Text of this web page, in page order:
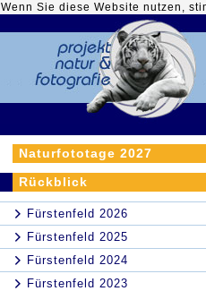
Wenn Sie diese Website nutzen,
Naturfototage 2027
Rückblick
Fürstenfeld 2026
Fürstenfeld 2025
Fürstenfeld 2024
Fürstenfeld 2023